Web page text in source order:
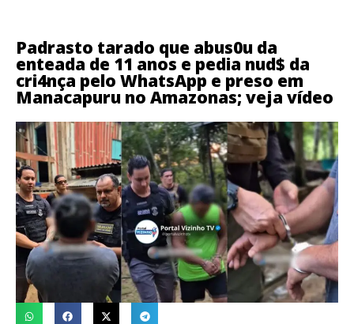
Padrasto tarado que abus0u da
enteada de 11 anos e pedia nud$ da
cri4nça pelo WhatsApp e preso em
Manacapuru no Amazonas; veja vídeo